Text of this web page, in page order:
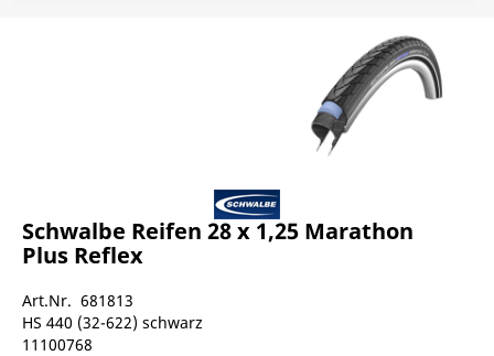
Schwalbe Reifen 28 x 1,25 Marathon
Plus Reflex
Art.Nr. 681813
HS 440 (32-622) schwarz
11100768